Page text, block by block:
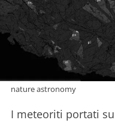
nature astronomy
I meteoriti portati